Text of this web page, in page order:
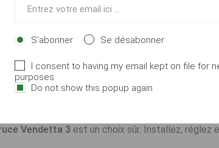
33–65 cm
compter
qui maintient vos cannes fermement, reste
Vendetta 3 est un choix sûr. Installez, réglez
S'abonner Se désabonner
I consent to having my email kept on file for
purposes
Do not show this popup again